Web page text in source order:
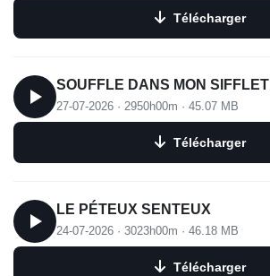
Télécharger
SOUFFLE DANS MON SIFFLET
27-07-2026 · 2950h00m · 45.07 MB
Télécharger
LE PÉTEUX SENTEUX
24-07-2026 · 3023h00m · 46.18 MB
Télécharger